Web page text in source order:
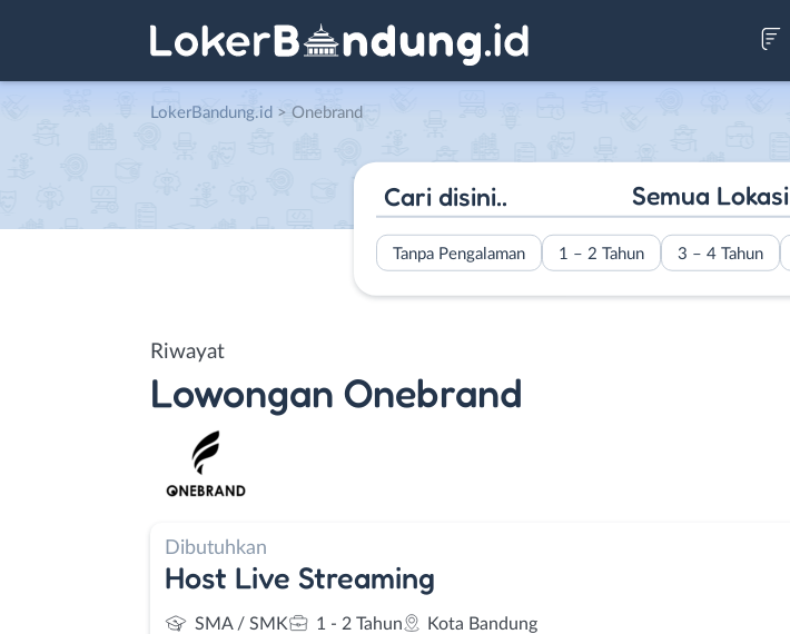
LokerBandung.id > Onebrand
Semua Lokasi
Tanpa Pengalaman 1 – 2 Tahun 3 – 4 Tahun
Riwayat
Lowongan Onebrand
Dibutuhkan
Host Live Streaming
SMA / SMK 1 - 2 Tahun Kota Bandung